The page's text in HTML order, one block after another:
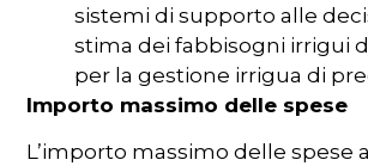
sistemi di supporto alle
stima dei fabbisogni irrigui
per la gestione irrigua di
Importo massimo delle spese
L’importo massimo delle spese